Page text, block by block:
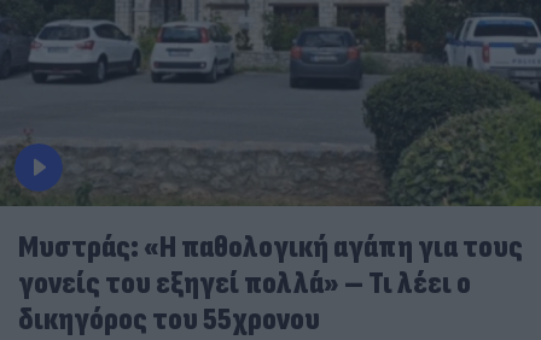
Μυστράς: «Η παθολογική αγάπη για τους
γονείς του εξηγεί πολλά» – Τι λέει ο
δικηγόρος του 55χρονου